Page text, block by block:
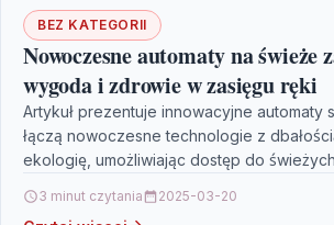
BEZ KATEGORII
Nowoczesne automaty na świeże
wygoda i zdrowie w zasięgu ręki
Artykuł prezentuje innowacyjne automaty
łączą nowoczesne technologie z
ekologię, umożliwiając dostęp do
3 minut czytania 2025-03-20